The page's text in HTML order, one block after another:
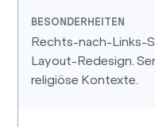
Rechts-nach-Links-
Layout-Redesign.
religiöse Kontexte.